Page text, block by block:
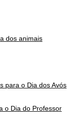
dos animais
para o Dia dos Avós
o Dia do Professor